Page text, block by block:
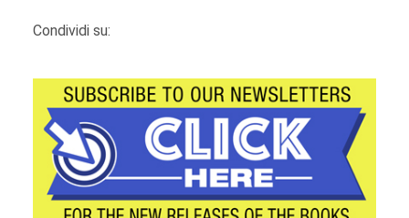
Condividi su: